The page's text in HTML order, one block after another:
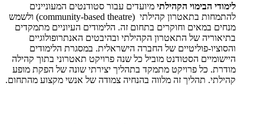
לימודי הבימוי הקהילתי מיועדים עבור סטודנטים המעוניינים
להתמחות בתאטרון קהילתי (community-based theatre) ולשמש
מנחים במאים וחוקרים בתחום זה. הלימודים העיוניים מתמקדים
בתיאוריה של התאטרון הקהילתי ובהיבטים האנתרופולוגיים
והסוציו-פוליטיים של החברה הישראלית. במסגרת הלימודים
היישומיים הסטודנט מוביל כל שנה פרויקט תאטרוני בתוך קהילה
מודרת. כל פרויקט מתמקד בתהליך יצירתי שונה של הפקת מופע
קהילתי. תהליך זה מלווה בהנחיה צמודה של אנשי מקצוע מהתחום.